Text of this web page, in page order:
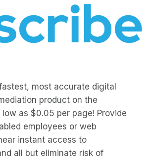
most accurate digital
product on the
as $0.05 per page! Provide
employees or web
instant access to
all but eliminate risk of